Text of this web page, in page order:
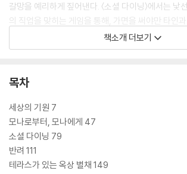
갈망을 예리하게 짚어낸다. 〈소셜 다이닝〉에서는 낯
의 직업을 맞히는 게임을 통해, 가면을 써야만 타인
인의 고독과 자조를 담아냈다.
멈춘다. 〈반려〉는 잃어버린 고양이를 찾으며 마주하
에게 배신당한 청년과 안락사 위기에 처한 맹견 로띠
수 없는 생의 굴레와 생존의 고통을 묵직하게 전한다.
별채〉는 이방인에게 베푼 호의가 사소한 오해로 어긋
며, 타인을 향한 선의가 얼마나 쉽게 의심으로 바뀌는
쓸한 자존감을 세밀하게 묘사한다.
책소개 더보기
목차
세상의 기원 7
모나로부터, 모나에게 47
소셜 다이닝 79
반려 111
테라스가 있는 옥상 별채 149